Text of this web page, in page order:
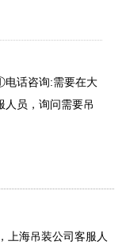
电话咨询:需要在大
人员，询问需要吊
上海吊装公司客服人